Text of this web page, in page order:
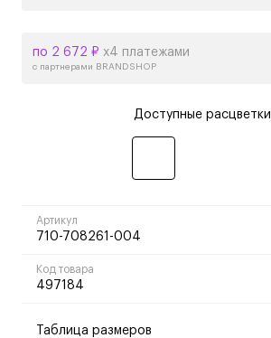
по 2 672 ₽ х4 платежами
с партнерами BRANDSHOP
Доступные расцветки
Артикул
710-708261-004
Код товара
497184
Таблица размеров